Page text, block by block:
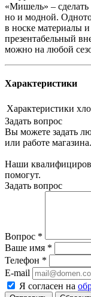
«Мишель» –
но и модной.
в носке материалы
презентабельный
можно на любой
Характеристики
Характеристики
Задать вопрос
Вы можете задать
или работе магазина.
Наши
помогут.
Задать вопрос
Вопрос *
Ваше имя *
Телефон *
E-mail
Я согласен на